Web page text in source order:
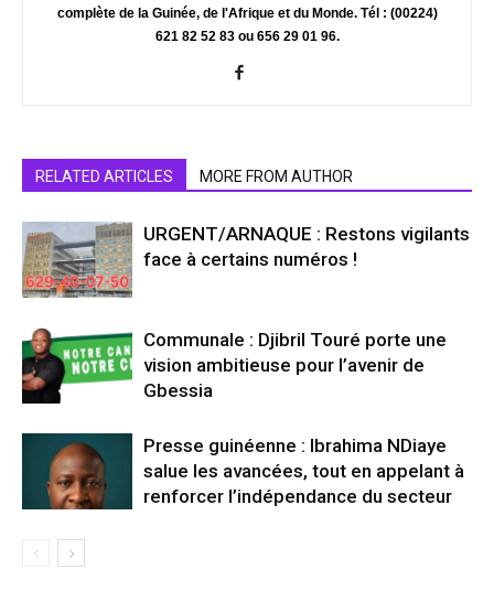
complète de la Guinée, de l'Afrique et du Monde. Tél : (00224)
621 82 52 83 ou 656 29 01 96.
RELATED ARTICLES MORE FROM AUTHOR
URGENT/ARNAQUE : Restons vigilants
face à certains numéros !
Communale : Djibril Touré porte une
vision ambitieuse pour l’avenir de
Gbessia
Presse guinéenne : Ibrahima NDiaye
salue les avancées, tout en appelant à
renforcer l’indépendance du secteur